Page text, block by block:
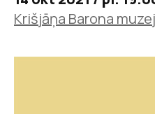
Krišjāņa Barona